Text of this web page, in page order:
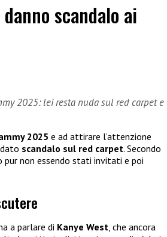
scandalo ai
2025: lei resta nuda sul red carpet e
2025 e ad attirare l’attenzione
dato scandalo sul red carpet. Secondo
pur non essendo stati invitati e poi
a parlare di Kanye West, che ancora